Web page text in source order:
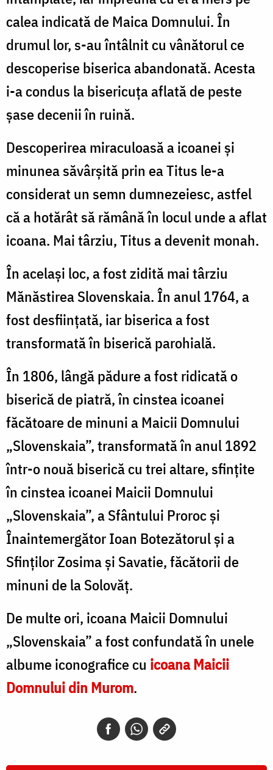
calea indicată de Maica Domnului. În
drumul lor, s-au întâlnit cu vânătorul ce
descoperise biserica abandonată. Acesta
i-a condus la bisericuța aflată de peste
șase decenii în ruină.
Descoperirea miraculoasă a icoanei și
minunea săvârșită prin ea Titus le-a
considerat un semn dumnezeiesc, astfel
că a hotărât să rămână în locul unde a aflat
icoana. Mai târziu, Titus a devenit monah.
În același loc, a fost zidită mai târziu
Mănăstirea Slovenskaia. În anul 1764, a
fost desființată, iar biserica a fost
transformată în biserică parohială.
În 1806, lângă pădure a fost ridicată o
biserică de piatră, în cinstea icoanei
făcătoare de minuni a Maicii Domnului
„Slovenskaia”, transformată în anul 1892
într-o nouă biserică cu trei altare, sfințite
în cinstea icoanei Maicii Domnului
„Slovenskaia”, a Sfântului Proroc și
Înaintemergător Ioan Botezătorul și a
Sfinților Zosima și Savatie, făcătorii de
minuni de la Solovăț.
De multe ori, icoana Maicii Domnului
„Slovenskaia” a fost confundată în unele
albume iconografice cu icoana Maicii
Domnului din Murom.